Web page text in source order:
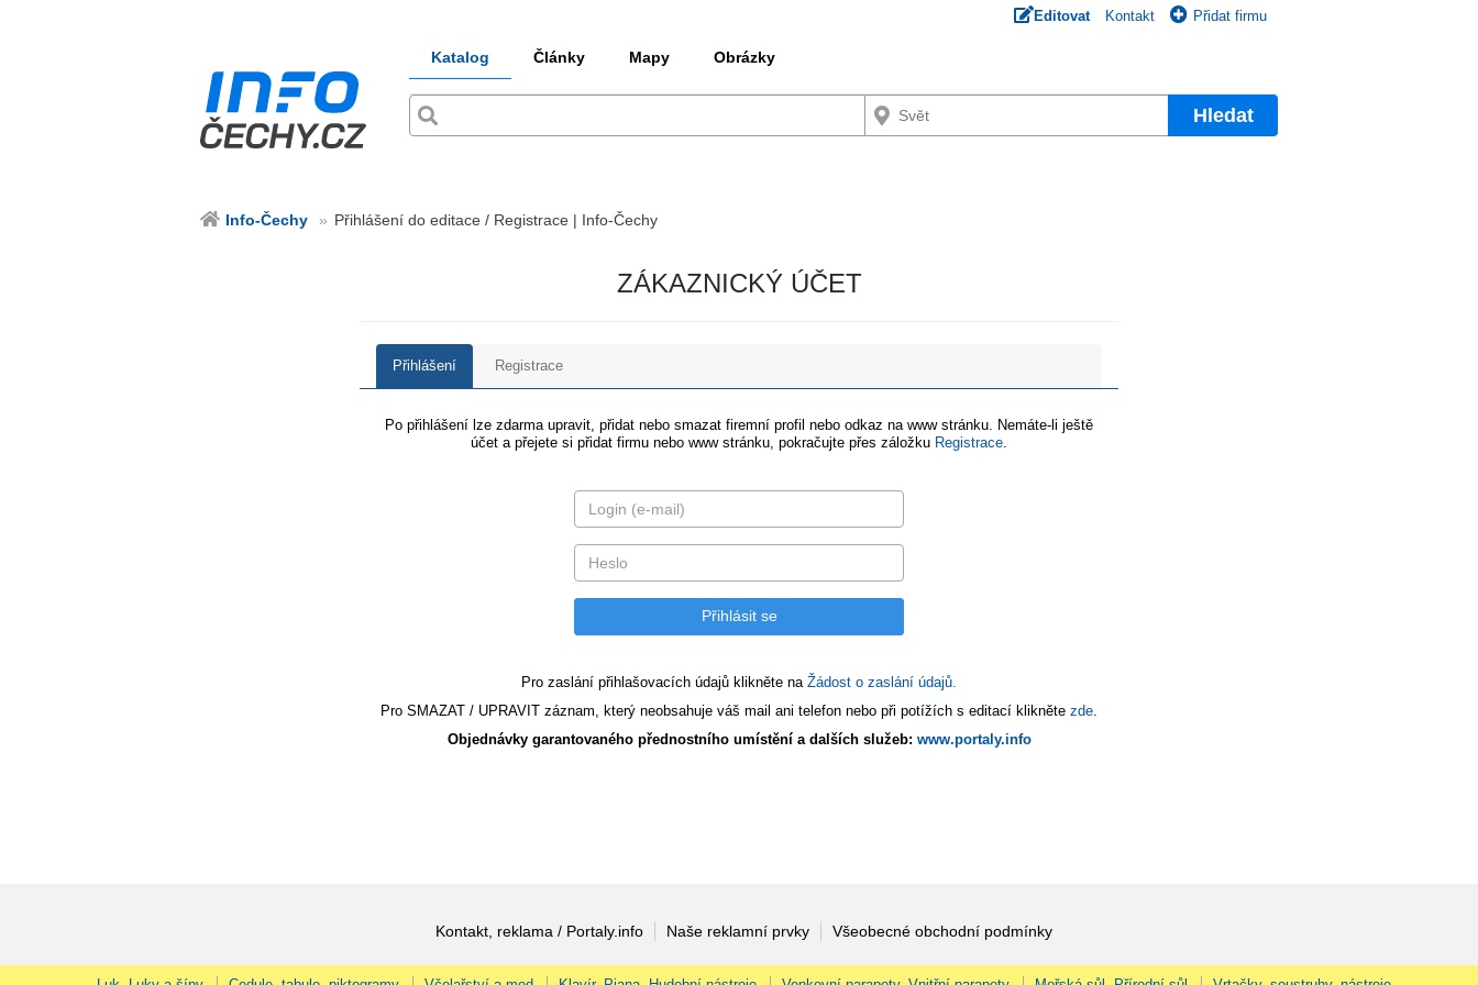
Editovat Kontakt Přidat firmu
Katalog Články Mapy Obrázky
Hledat
Info-Čechy Přihlášení do editace / Registrace | Info-Čechy
ZÁKAZNICKÝ ÚČET
Přihlášení Registrace
Po přihlášení lze zdarma upravit, přidat nebo smazat firemní profil nebo odkaz na www stránku. Nemáte-li ještě
účet a přejete si přidat firmu nebo www stránku, pokračujte přes záložku Registrace
Pro zaslání přihlašovacích údajů klikněte na Žádost o zaslání údajů.
Pro SMAZAT / UPRAVIT záznam, který neobsahuje váš mail ani telefon nebo při potížích s editací klikněte zde
Objednávky garantovaného přednostního umístění a dalších služeb: www.portaly.info
Kontakt, reklama / Portaly.info Naše reklamní prvky Všeobecné obchodní podmínky